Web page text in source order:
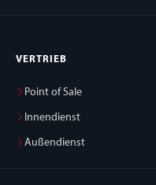
VERTRIEB
Point of Sale
Innendienst
Außendienst